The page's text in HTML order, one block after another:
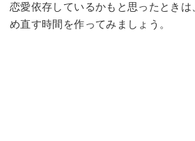
恋愛依存しているかもと思ったとき
め直す時間を作ってみましょう。